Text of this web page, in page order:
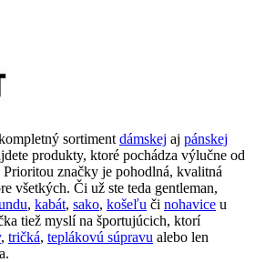
sortiment dámskej aj pánskej
produkty, ktoré pochádza výlučne od
značky je pohodlná, kvalitná
všetkých. Či už ste teda gentleman,
, kabát, sako, košeľu či nohavice u
tiež myslí na športujúcich, ktorí
, tričká, teplákovú súpravu alebo len